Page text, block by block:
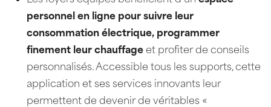
personnel en ligne pour suivre leur
consommation électrique, programmer
finement leur chauffage et profiter de conseils
personnalisés. Accessible tous les supports, cette
application et ses services innovants leur
permettent de devenir de véritables «